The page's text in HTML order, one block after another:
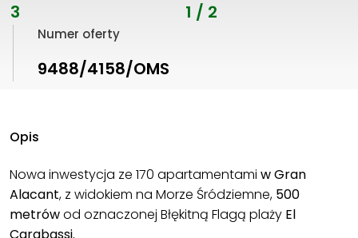
3 1 / 2
Numer oferty
9488/4158/OMS
Opis
Nowa inwestycja ze 170 apartamentami w Gran
Alacant, z widokiem na Morze Śródziemne, 500
metrówod oznaczonej Błękitną Flagą plaży El